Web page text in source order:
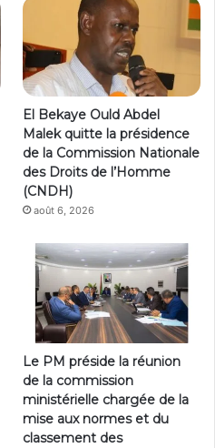
El Bekaye Ould Abdel
Malek quitte la présidence
de la Commission Nationale
des Droits de l’Homme
(CNDH)
août 6, 2026
Le PM préside la réunion
de la commission
ministérielle chargée de la
mise aux normes et du
classement des